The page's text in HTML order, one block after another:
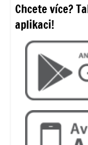
Chcete více?
aplikaci!